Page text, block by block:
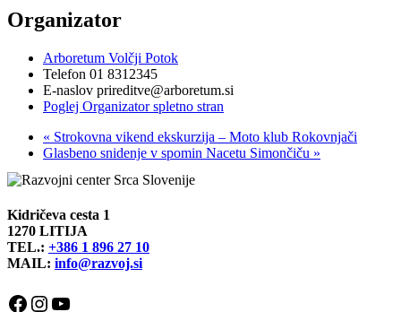
Organizator
Arboretum Volčji Potok
Telefon 01 8312345
E-naslov prireditve@arboretum.si
Poglej Organizator spletno stran
« Strokovna vikend ekskurzija – Moto klub Rokovnjači
Glasbeno snidenje v spomin Nacetu Simončiču »
Kidričeva cesta 1
1270 LITIJA
TEL.: +386 1 896 27 10
MAIL: info@razvoj.si
Facebook
Instagram
YouTube